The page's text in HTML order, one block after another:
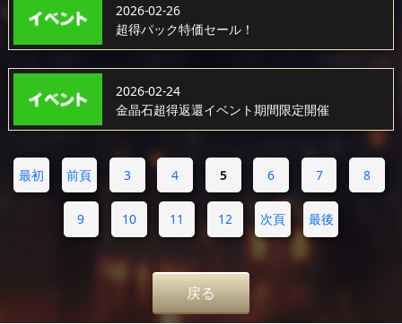
2026-02-26
超得パック特価セール！
2026-02-24
金晶石超得返還イベント期間限定開催
最初 前頁 3 4 5 6 7 8
9 10 11 12 次頁 最後
戻る